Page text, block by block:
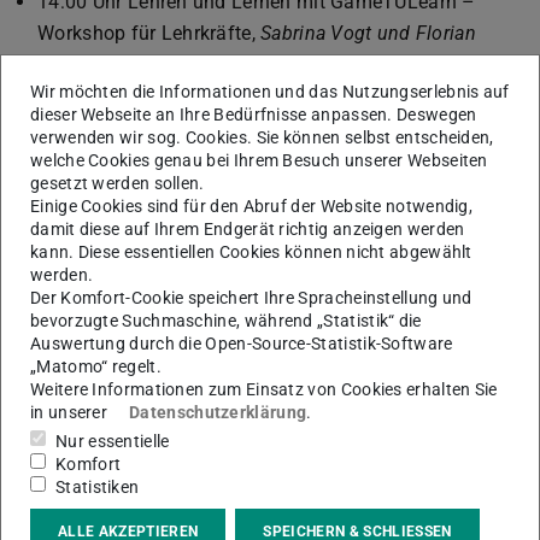
Workshop für Lehrkräfte,Sabrina Vogt und Florian
14:00 Uhr GameMaker – Workshop Spieleentwicklung
für Kinder,Robert Konrad
Veranstalter
Wir möchten die Informationen und das Nutzungserlebnis auf
dieser Webseite an Ihre Bedürfnisse anpassen. Deswegen
verwenden wir sog. Cookies. Sie können selbst entscheiden,
welche Cookies genau bei Ihrem Besuch unserer Webseiten
gesetzt werden sollen.
Einige Cookies sind für den Abruf der Website notwendig,
damit diese auf Ihrem Endgerät richtig anzeigen werden
kann. Diese essentiellen Cookies können nicht abgewählt
werden.
Der Komfort-Cookie speichert Ihre Spracheinstellung und
bevorzugte Suchmaschine, während „Statistik“ die
Auswertung durch die Open-Source-Statistik-Software
„Matomo“ regelt.
Weitere Informationen zum Einsatz von Cookies erhalten Sie
in unserer
Datenschutzerklärung.
Nur essentielle
Komfort
Statistiken
ALLE AKZEPTIEREN SPEICHERN & SCHLIESSEN